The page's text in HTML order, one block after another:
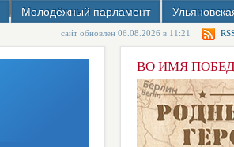
Молодёжный парламент
сайт обновлен 06.08.2026 в 11:21
ВО ИМЯ